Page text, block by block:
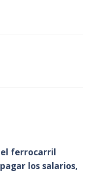
ferrocarril
los salarios,